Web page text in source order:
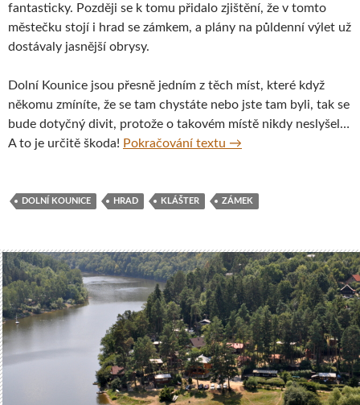
fantasticky. Později se k tomu přidalo zjištění, že v tomto
městečku stojí i hrad se zámkem, a plány na půldenní výlet už
dostávaly jasnější obrysy.
Dolní Kounice jsou přesně jedním z těch míst, které když
někomu zmíníte, že se tam chystáte nebo jste tam byli, tak se
bude dotyčný divit, protože o takovém místě nikdy neslyšel…
A to je určitě škoda! Pokračování textu Tajemné a starobylé
→
DOLNÍ KOUNICE HRAD KLÁŠTER ZÁMEK